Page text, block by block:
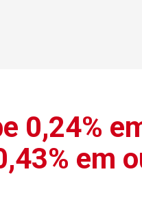
0,24%
em